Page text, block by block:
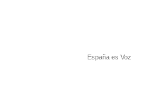
España es Voz